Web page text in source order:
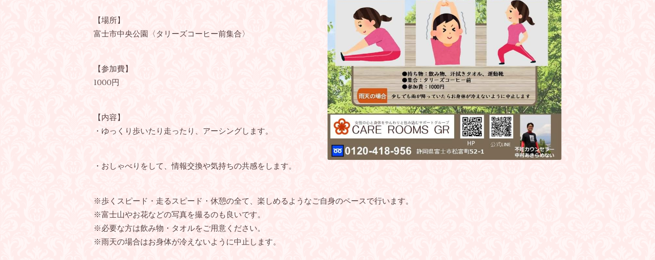
【場所】
富士市中央公園〈タリーズコーヒー前集合〉
【参加費】
1000円
【内容】
・ゆっくり歩いたり走ったり、アーシングします。
・おしゃべりをして、情報交換や気持ちの共感をします。
※歩くスピード・走るスピード・休憩の全て、楽しめるようなご自身のペースで行います。
※富士山やお花などの写真を撮るのも良いです。
※必要な方は飲み物・タオルをご用意ください。
※雨天の場合はお身体が冷えないように中止します。